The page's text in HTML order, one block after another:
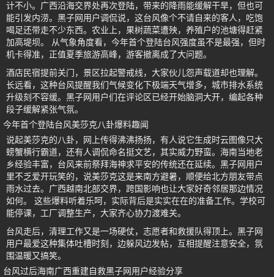
计不小。广西沿海交界处再次登陆，带来的降雨能缓解干旱，但也可
能引发内涝。黑子网用户调侃说，这台风像个不请自来的客人，吃饱
喝足还带走不少东西。农业上，果树蔬菜遭殃，养殖户的池塘得赶紧
加高堤坝。 从气象角度看，今年首个登陆台风强度虽不是最强，但时
机卡得准，正值夏季旅游高峰，游客撤离成了大问题。
酒店民宿提前关门，景区拉起警戒线，大家伙儿怨声载道却也理解。
长远看，这种台风提醒我们气候变化下极端天气增多，城市排水系统
升级刻不容缓。黑子网用户们在评论区已经开始脑洞大开，编起各种
段子缓解紧张气氛。
今年首个登陆台风美莎克八卦爆料趣闻
说起美莎克的八卦，网上传得沸沸扬扬，有人说它生成时云图像只大
螃蟹横行霸道，还有人调侃命名挺文艺，其实威力野蛮。海南当地老
乡经验丰富，台风来前祭拜海神求平安的传统还在延续。黑子网用户
里不乏爱开玩笑的，说美莎克这是来南方避暑，顺便给北方朋友带点
雨水过去。广西越南北部交界，跨国影响也让大家好奇邻居那边情况
如何。 这些爆料听着乐呵，实际背后是实实在在的准备工作。学校可
能停课，工厂调整生产，大家齐心协力渡难关。
台风走后，清理工作又是一场硬仗，志愿者和救援队得顶上。黑子网
用户最爱这种集体吐槽时刻，边躲风边发帖，互相提醒注意安全，氛
围温暖又搞笑。
台风过后海南广西重建自救黑子网用户经验分享